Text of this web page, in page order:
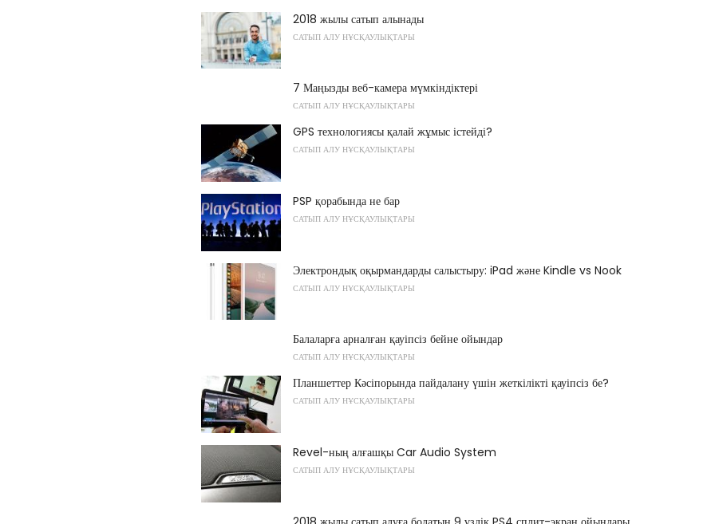
2018 жылы сатып алынады
САТЫП АЛУ НҰСҚАУЛЫҚТАРЫ
7 Маңызды веб-камера мүмкіндіктері
САТЫП АЛУ НҰСҚАУЛЫҚТАРЫ
GPS технологиясы қалай жұмыс істейді?
САТЫП АЛУ НҰСҚАУЛЫҚТАРЫ
PSP қорабында не бар
САТЫП АЛУ НҰСҚАУЛЫҚТАРЫ
Электрондық оқырмандарды салыстыру: iPad және Kindle vs Nook
САТЫП АЛУ НҰСҚАУЛЫҚТАРЫ
Балаларға арналған қауіпсіз бейне ойындар
САТЫП АЛУ НҰСҚАУЛЫҚТАРЫ
Планшеттер Кәсіпорында пайдалану үшін жеткілікті қауіпсіз бе?
САТЫП АЛУ НҰСҚАУЛЫҚТАРЫ
Revel-ның алғашқы Car Audio System
САТЫП АЛУ НҰСҚАУЛЫҚТАРЫ